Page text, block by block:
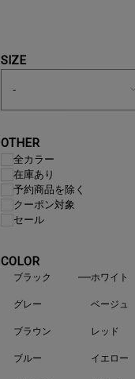
SIZE
OTHER
全カラー
在庫あり
予約商品を除く
クーポン対象
セール
COLOR
ブラック ホワイト
グレー ベージュ
ブラウン レッド
ブルー イエロー